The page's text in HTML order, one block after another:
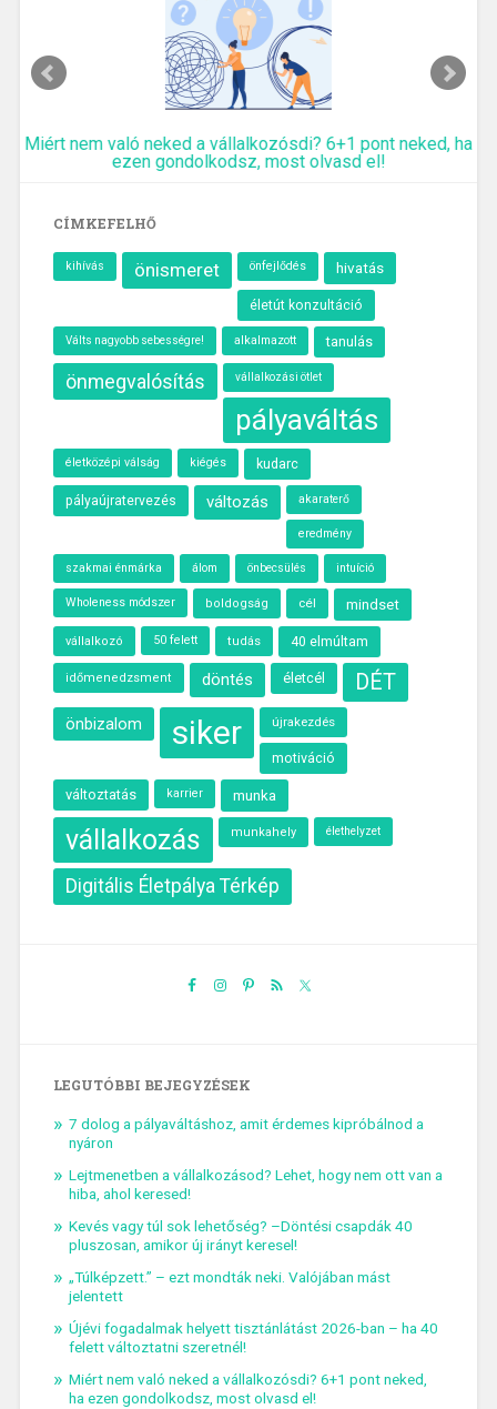
Miért nem való neked a vállalkozósdi? 6+1 pont neked, ha
ezen gondolkodsz, most olvasd el!
CÍMKEFELHŐ
kihívás önismeret önfejlődés hivatás
életút konzultáció
Válts nagyobb sebességre! alkalmazott tanulás
önmegvalósítás vállalkozási ötlet
pályaváltás
életközépi válság kiégés kudarc
pályaújratervezés változás akaraterő
eredmény
szakmai énmárka álom önbecsülés intuíció
Wholeness módszer boldogság cél mindset
vállalkozó 50 felett tudás 40 elmúltam
időmenedzsment döntés életcél DÉT
önbizalom siker újrakezdés
motiváció
változtatás karrier munka
vállalkozás munkahely élethelyzet
Digitális Életpálya Térkép
LEGUTÓBBI BEJEGYZÉSEK
7 dolog a pályaváltáshoz, amit érdemes kipróbálnod a
nyáron
Lejtmenetben a vállalkozásod? Lehet, hogy nem ott van a
hiba, ahol keresed!
Kevés vagy túl sok lehetőség? –Döntési csapdák 40
pluszosan, amikor új irányt keresel!
„Túlképzett.” – ezt mondták neki. Valójában mást
jelentett
Újévi fogadalmak helyett tisztánlátást 2026-ban – ha 40
felett változtatni szeretnél!
Miért nem való neked a vállalkozósdi? 6+1 pont neked,
ha ezen gondolkodsz, most olvasd el!